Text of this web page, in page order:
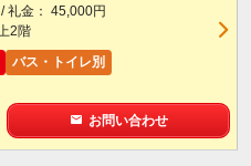
礼金： 45,000円
2階
バス・トイレ別
お問い合わせ